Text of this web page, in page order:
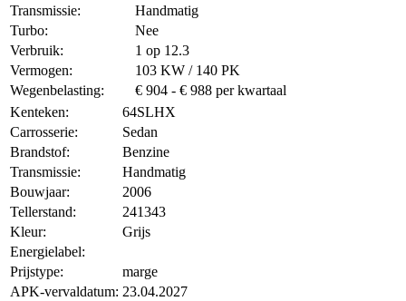
Transmissie:
Handmatig
Turbo:
Nee
Verbruik:
1 op 12.3
Vermogen:
103 KW / 140 PK
Wegenbelasting:
€ 904 - € 988 per kwartaal
Kenteken:
64SLHX
Carrosserie:
Sedan
Brandstof:
Benzine
Transmissie:
Handmatig
Bouwjaar:
2006
Tellerstand:
241343
Kleur:
Grijs
Energielabel:
Prijstype:
marge
APK-vervaldatum: 23.04.2027